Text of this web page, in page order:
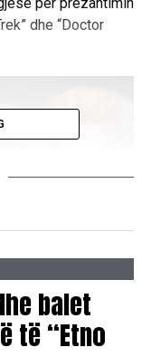
për prezantimin
dhe “Doctor
të cilët
Familja
balet
të “Etno